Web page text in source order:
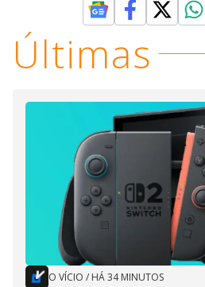
Últimas
O VÍCIO / HÁ 34 MINUTOS